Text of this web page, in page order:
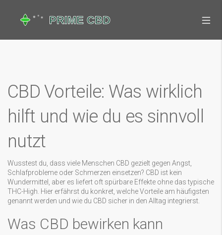
CBD Vorteile: Was wirklich
hilft und wie du es sinnvoll
nutzt
Wusstest du, dass viele Menschen CBD gezielt gegen Angst,
Schlafprobleme oder Schmerzen einsetzen? CBD ist kein
Wundermittel, aber es liefert oft spürbare Effekte ohne das typische
THC-High. Hier erfährst du konkret, welche Vorteile am häufigsten
genannt werden und wie du CBD sicher in den Alltag integrierst.
Was CBD bewirken kann